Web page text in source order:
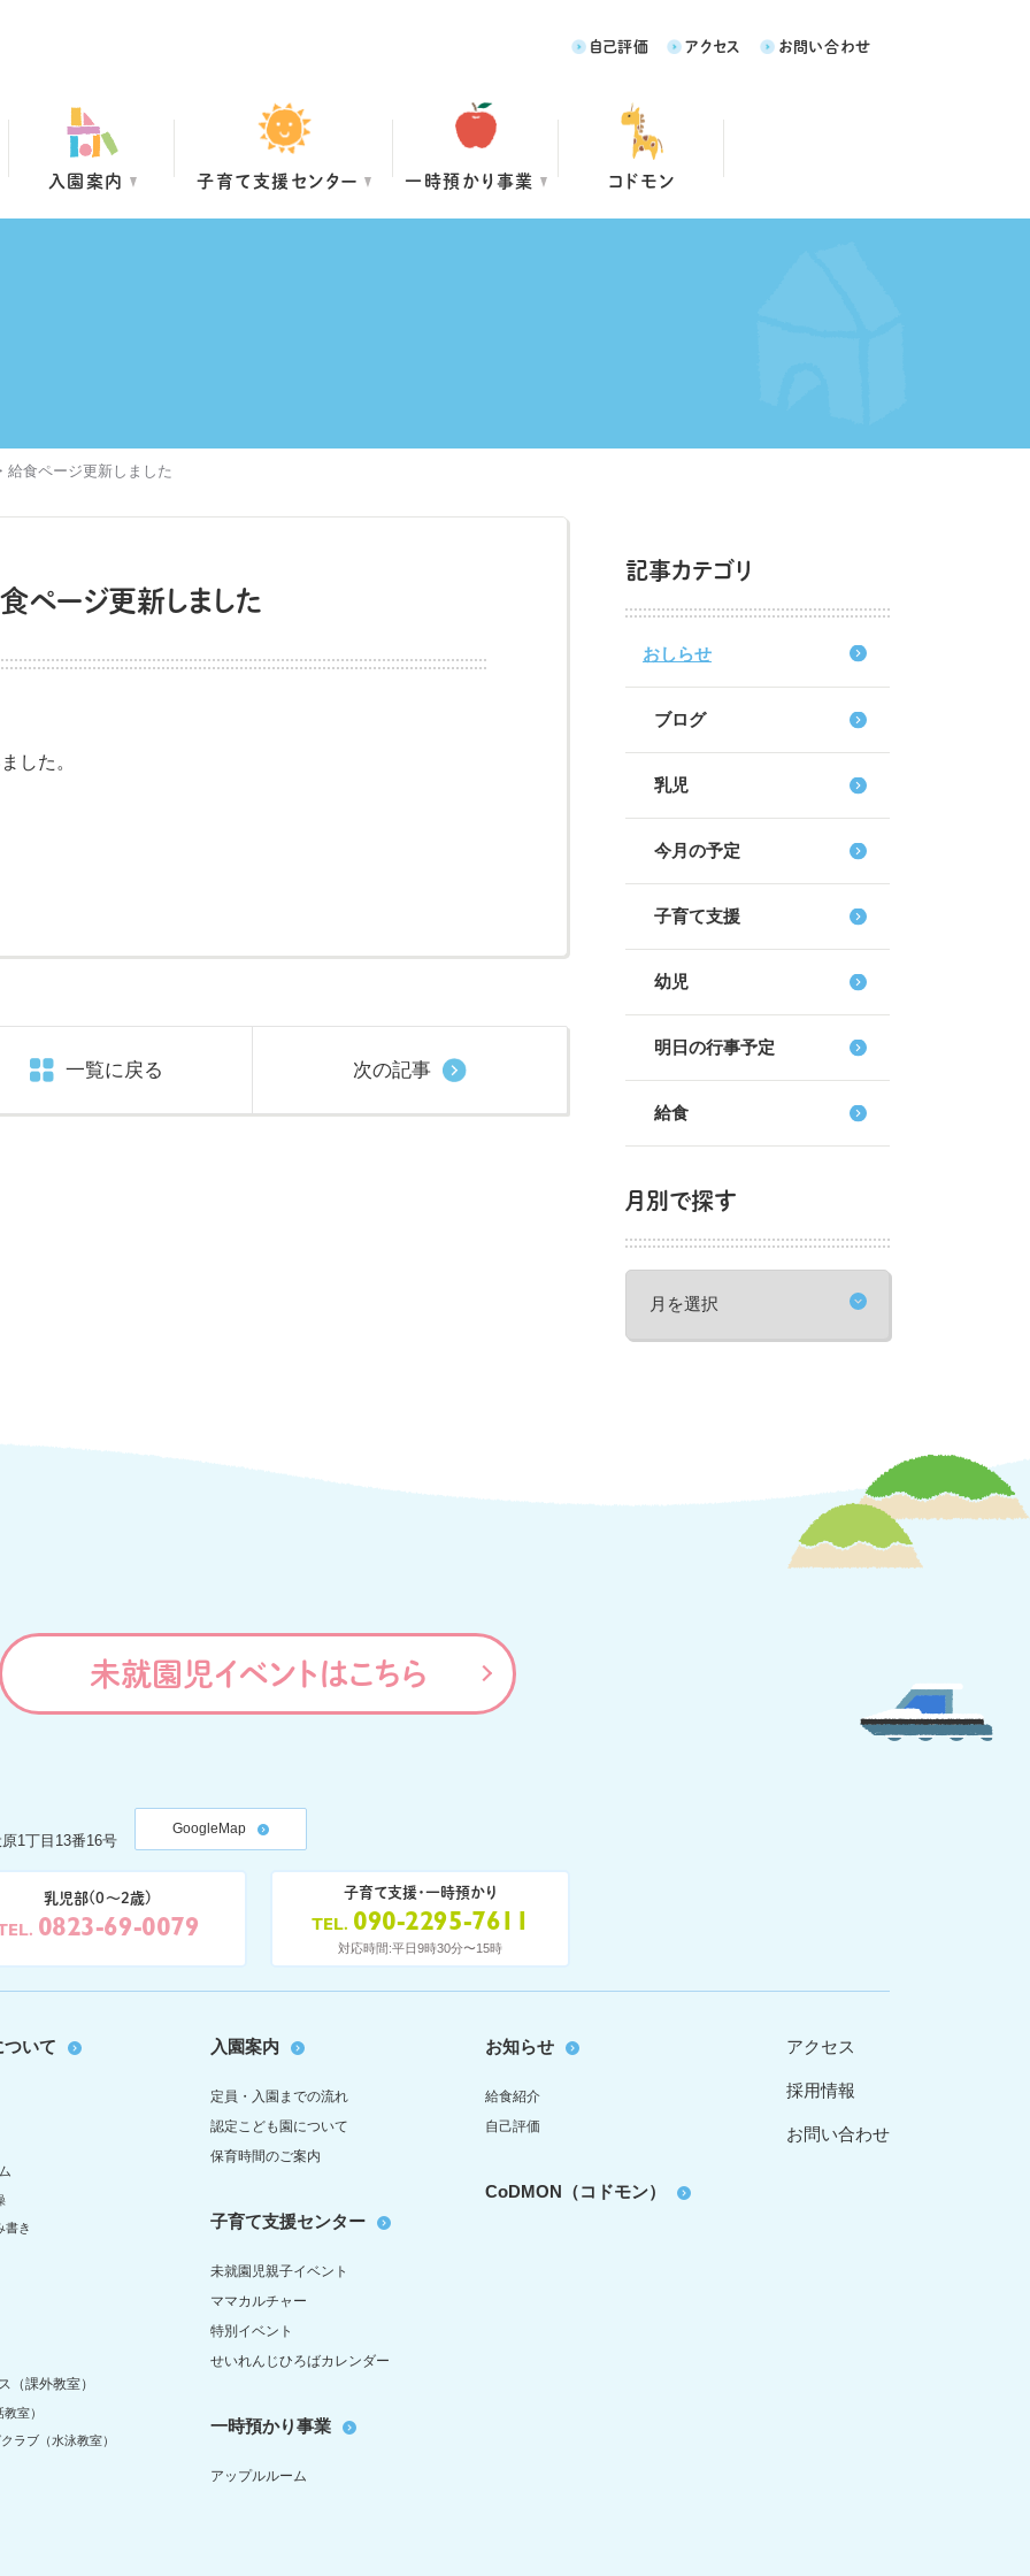
入園案内 子育て支援センター 一時預かり事業 コドモン
自己評価 アクセス お問い合わせ
給食ページ更新しました
ページ更新しました
した。
一覧に戻る 次の記事
記事カテゴリ
おしらせ
ブログ
乳児
今月の予定
子育て支援
幼児
明日の行事予定
給食
月別で探す
未就園児イベントはこちら
1丁目13番16号
GoogleMap
乳児部(0〜2歳)
0823-69-0079
子育て支援・一時預かり
TEL 090-2295-7611
対応時間:平日9時30分〜15時
いて
書き
（課外教室）
室）
ラブ（水泳教室）
入園案内
定員・入園までの流れ
認定こども園について
保育時間のご案内
子育て支援センター
未就園児親子イベント
ママカルチャー
特別イベント
せいれんじひろばカレンダー
一時預かり事業
アップルルーム
お知らせ
給食紹介
自己評価
CoDMON（コドモン）
アクセス
採用情報
お問い合わせ